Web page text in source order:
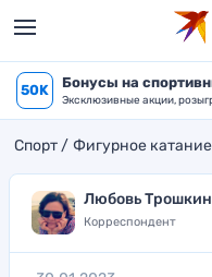
50K Бонусы на
Эксклюзивные акции,
Спорт Фигурное катание
Любовь
Корреспондент